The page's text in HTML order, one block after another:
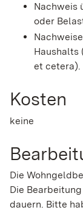
Nachweis
oder
Haushalts
et cetera).
Kosten
keine
Die
Die
dauern. Bitte